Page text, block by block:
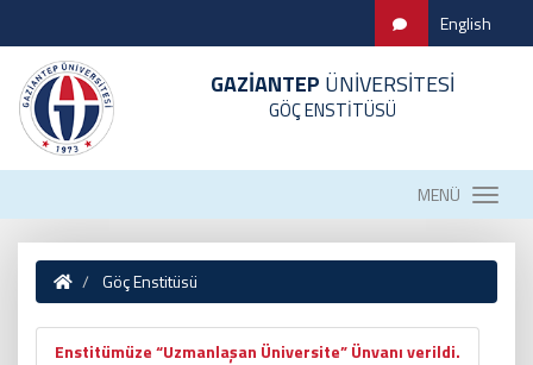
English
GAZİANTEP ÜNİVERSİTESİ
GÖÇ ENSTİTÜSÜ
MENÜ
Göç Enstitüsü
Enstitümüze “Uzmanlaşan Üniversite” Ünvanı verildi.